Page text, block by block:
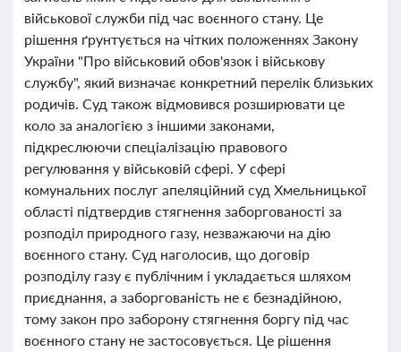
військової служби під час воєнного стану. Це
рішення ґрунтується на чітких положеннях Закону
України "Про військовий обов'язок і військову
службу", який визначає конкретний перелік близьких
родичів. Суд також відмовився розширювати це
коло за аналогією з іншими законами,
підкреслюючи спеціалізацію правового
регулювання у військовій сфері. У сфері
комунальних послуг апеляційний суд Хмельницької
області підтвердив стягнення заборгованості за
розподіл природного газу, незважаючи на дію
воєнного стану. Суд наголосив, що договір
розподілу газу є публічним і укладається шляхом
приєднання, а заборгованість не є безнадійною,
тому закон про заборону стягнення боргу під час
воєнного стану не застосовується. Це рішення